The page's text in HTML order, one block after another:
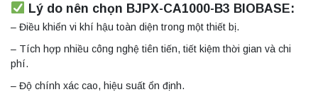
Lý do nên chọn BJPX-CA1000-B3 BIOBASE:
– Điều khiển vi khí hậu toàn diện trong một thiết bị.
– Tích hợp nhiều công nghệ tiên tiến, tiết kiệm thời gian và chi
phí.
– Độ chính xác cao, hiệu suất ổn định.